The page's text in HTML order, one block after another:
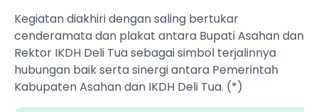
Kegiatan diakhiri dengan saling bertukar
cenderamata dan plakat antara Bupati Asahan dan
Rektor IKDH Deli Tua sebagai simbol terjalinnya
hubungan baik serta sinergi antara Pemerintah
Kabupaten Asahan dan IKDH Deli Tua. (*)